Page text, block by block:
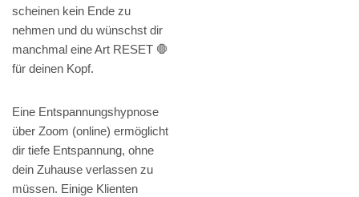
scheinen kein Ende zu
nehmen und du wünschst dir
manchmal eine Art RESET 🛑
für deinen Kopf.
Eine Entspannungshypnose
über Zoom (online) ermöglicht
dir tiefe Entspannung, ohne
dein Zuhause verlassen zu
müssen. Einige Klienten